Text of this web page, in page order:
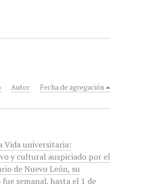
Autor Fecha de agregación
Vida universitaria:
y cultural auspiciado por el
de Nuevo León, su
semanal, hasta el 1 de